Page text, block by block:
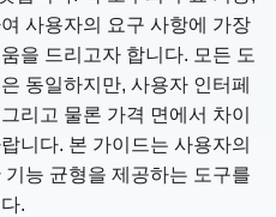
사용자의 요구 사항에 가장
을 드리고자 합니다. 모든 도
동일하지만, 사용자 인터페
리고 물론 가격 면에서 차이
니다. 본 가이드는 사용자의
능 균형을 제공하는 도구를
.